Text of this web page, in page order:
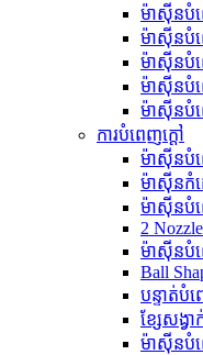
ម៉ាស៊ីនបំព
ម៉ាស៊ីនបំព
ម៉ាស៊ីនបំព
ម៉ាស៊ីនបំ
ម៉ាស៊ីនបំ
ការបំពេញក្តៅ
ម៉ាស៊ីនបំព
ម៉ាស៊ីនកំដ
ម៉ាស៊ីនបំ
2
ម៉ាស៊ីនបំ
Ball
បន្ទាត់បំ
ខ្សែសង្វ
ម៉ាស៊ីនបំ